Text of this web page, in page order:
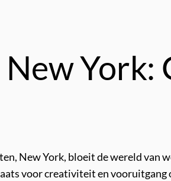
York:
New York, bloeit de wereld
voor creativiteit en vooruitgang